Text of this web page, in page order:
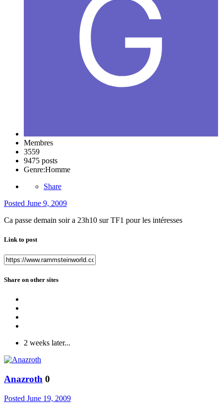
Membres
3559
9475 posts
Genre:Homme
Share
Posted June 9, 2009
Ca passe demain soir a 23h10 sur TF1 pour les intéresses
Link to post
Share on other sites
2 weeks later...
Anazroth 0
Posted June 19, 2009